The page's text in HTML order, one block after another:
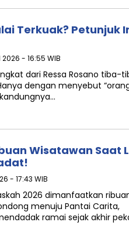
Terkuak? Petunjuk
- 16:55 WIB
dari Ressa Rosano tiba-
dengan menyebut
Wisatawan Saat
- 17:43 WIB
2026 dimanfaatkan
menuju Pantai Carita,
ramai sejak akhir